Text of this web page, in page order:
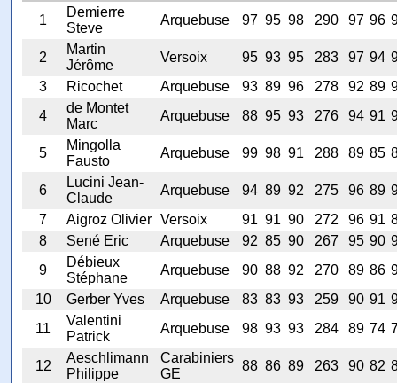
1
Demierre
Steve
Arquebuse 97 95 98 290 97 96
2
Martin
Jérôme
Versoix 95 93 95 283 97 94
3
Ricochet Arquebuse 93 89 96 278 92 89
4
de Montet
Marc
Arquebuse 88 95 93 276 94 91
5
Mingolla
Fausto
Arquebuse 99 98 91 288 89 85
6
Lucini Jean-
Claude
Arquebuse 94 89 92 275 96 89
7
Aigroz Olivier Versoix 91 91 90 272 96 91
8
Sené Eric Arquebuse 92 85 90 267 95 90
9
Débieux
Stéphane
Arquebuse 90 88 92 270 89 86
10
Gerber Yves Arquebuse 83 83 93 259 90 91
11
Valentini
Patrick
Arquebuse 98 93 93 284 89 74
12
Aeschlimann
Philippe
Carabiniers
GE
88 86 89 263 90 82